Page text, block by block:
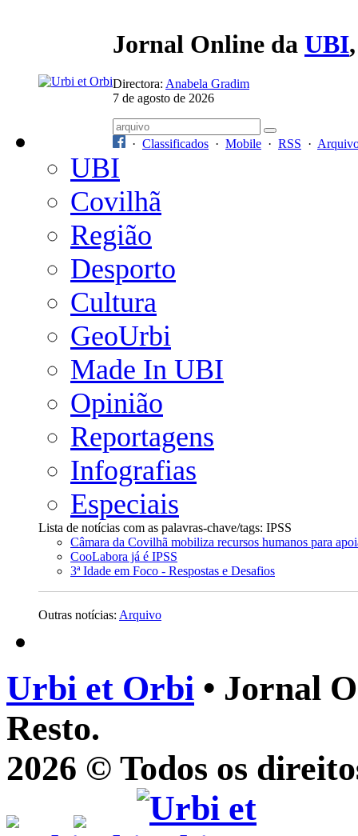
Jornal Online da UBI
Directora: Anabela Gradim
7 de agosto de 2026
· Classificados · Mobile · RSS ·
UBI
Covilhã
Região
Desporto
Cultura
GeoUrbi
Made In UBI
Opinião
Reportagens
Infografias
Especiais
Lista de notícias com as palavras-chave/tags: IPSS
Câmara da Covilhã mobiliza recursos humanos para
CooLabora já é IPSS
3ª Idade em Foco - Respostas e Desafios
Outras notícias: Arquivo
Urbi et Orbi • Jornal
Resto.
2026 © Todos os